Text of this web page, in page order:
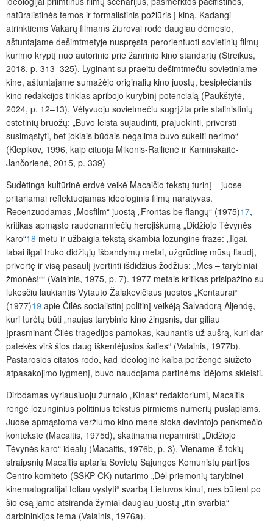
natūralistinės temos ir formalistinis požiūris į kiną. Kadangi
atrinktiems Vakarų filmams žiūrovai rodė daugiau dėmesio,
aštuntajame dešimtmetyje nuspręsta perorientuoti sovietinių filmų
kūrimo kryptį nuo autorinio prie žanrinio kino standartų (Streikus,
2018, p. 313–325). Lyginant su praeitu dešimtmečiu sovietiniame
kine, aštuntajame sumažėjo originalių kino juostų, besiplečiantis
kino redakcijos tinklas apribojo kūrybinį potencialą (Paukštytė,
2024, p. 12–13). Vėlyvuoju sovietmečiu sugrįžta prie stalinistinių
estetinių bruožų: „Buvo leista sujaudinti, prajuokinti, priversti
susimąstyti, bet jokiais būdais negalima buvo sukelti nerimo“
(Klepikov, 1996, kaip cituoja Mikonis-Railienė ir Kaminskaitė-
Jančorienė, 2015, p. 339)
Sudėtinga kultūrinė erdvė veikė Macaičio tekstų turinį – juose
pritariamai reflektuojamas ideologinis filmų naratyvas.
Recenzuodamas „Mosfilm“ juostą „Frontas be flangų“ (1975)17,
kritikas apmąsto raudonarmiečių herojiškumą „Didžiojo Tėvynės
karo“18 metu ir užbaigia tekstą skambia lozungine fraze: „Ilgai,
labai ilgai truko didžiųjų išbandymų metai, užgrūdinę mūsų liaudį,
privertę ir visą pasaulį įvertinti išdidžius žodžius: „Mes – tarybiniai
žmonės!““ (Valainis, 1975, p. 7). 1977 metais kritikas prisipažino su
lūkesčiu laukiantis Vytauto Žalakevičiaus juostos „Kentaurai“
(1977)19 apie Čilės socialistinį politinį veikėją Salvadorą Aljendę,
kuri turėtų būti „naujas tarybinio kino žingsnis, dar giliau
įprasminant Čilės tragedijos pamokas, kaunantis už aušrą, kuri dar
patekės virš šios daug iškentėjusios šalies“ (Valainis, 1977b).
Pastarosios citatos rodo, kad ideologinė kalba peržengė siužeto
atpasakojimo lygmenį, buvo naudojama partinėms idėjoms skleisti.
Dirbdamas vyriausiuoju žurnalo „Kinas“ redaktoriumi, Macaitis
rengė lozunginius politinius tekstus pirmiems numerių puslapiams.
Juose apmąstoma veržlumo kino mene stoka devintojo penkmečio
kontekste (Macaitis, 1975d), skatinama nepamiršti „Didžiojo
Tėvynės karo“ idealų (Macaitis, 1976b, p. 3). Viename iš tokių
straipsnių Macaitis aptaria Sovietų Sąjungos Komunistų partijos
Centro komiteto (SSKP CK) nutarimo „Dėl priemonių tarybinei
kinematografijai toliau vystyti“ svarbą Lietuvos kinui, nes būtent po
šio esą jame atsiranda žymiai daugiau juostų „itin svarbia“
darbininkijos tema (Valainis, 1976a).